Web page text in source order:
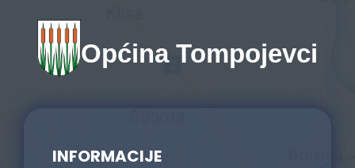
Općina Tompojevci
INFORMACIJE